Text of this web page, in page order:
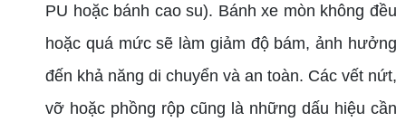
PU hoặc bánh cao su). Bánh xe mòn không đều
hoặc quá mức sẽ làm giảm độ bám, ảnh hưởng
đến khả năng di chuyển và an toàn. Các vết nứt,
vỡ hoặc phồng rộp cũng là những dấu hiệu cần